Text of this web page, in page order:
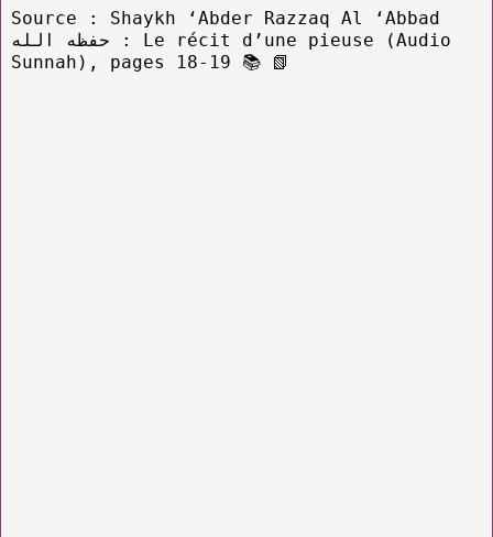
Source : Shaykh ‘Abder Razzaq Al ‘Abbad
حفظه الله : Le récit d’une pieuse (Audio
Sunnah), pages 18-19 📚 📗